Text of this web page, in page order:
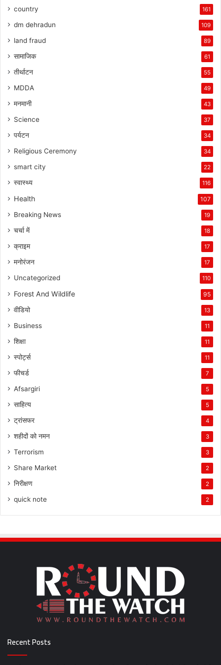
country 161
dm dehradun 109
land fraud 89
सामाजिक 61
तीर्थाटन 55
MDDA 49
मनमानी 43
Science 37
पर्यटन 34
Religious Ceremony 34
smart city 22
स्वास्थ्य 116
Health 107
Breaking News 19
चर्चा में 18
क्राइम 17
मनोरंजन 17
Uncategorized 110
Forest And Wildlife 95
वीडियो 13
Business 11
शिक्षा 11
स्पोर्ट्स 11
फीचर्ड 7
Afsargiri 5
साहित्य 5
ट्रांसफर 4
शहीदों को नमन 3
Terrorism 3
Share Market 2
निरीक्षण 2
quick note 2
Recent Posts